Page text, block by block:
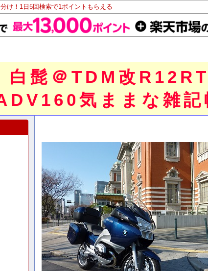
け！1日5回検索で1ポイントもらえる
】白髭＠TDM
気ままな雑記